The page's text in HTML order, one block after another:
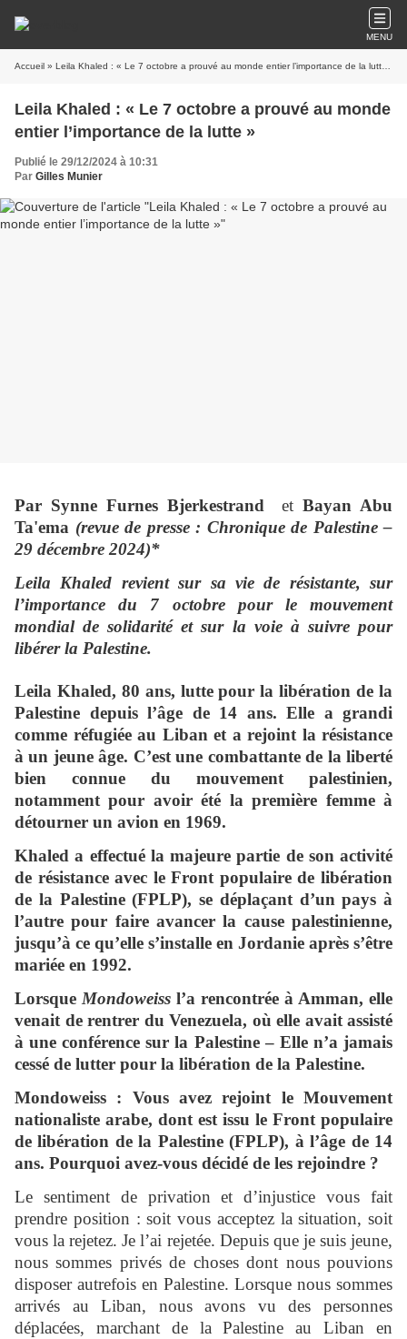
MENU
Accueil » Leila Khaled : « Le 7 octobre a prouvé au monde entier l’importance de la lutte »
Leila Khaled : « Le 7 octobre a prouvé au monde
entier l’importance de la lutte »
Publié le 29/12/2024 à 10:31
Par Gilles Munier
Par Synne Furnes Bjerkestrand etBayan Abu
Ta'ema (revue de presse : Chronique de Palestine –
29 décembre 2024)*
Leila Khaled revient sur sa vie de résistante, sur
l’importance du 7 octobre pour le mouvement
mondial de solidarité et sur la voie à suivre pour
libérer la Palestine.
Leila Khaled, 80 ans, lutte pour la libération de la
Palestine depuis l’âge de 14 ans. Elle a grandi
comme réfugiée au Liban et a rejoint la résistance
à un jeune âge. C’est une combattante de la liberté
bien connue du mouvement palestinien,
notamment pour avoir été la première femme à
détourner un avion en 1969.
Khaled a effectué la majeure partie de son activité
de résistance avec le Front populaire de libération
de la Palestine (FPLP), se déplaçant d’un pays à
l’autre pour faire avancer la cause palestinienne,
jusqu’à ce qu’elle s’installe en Jordanie après s’être
mariée en 1992.
Lorsque Mondoweiss l’a rencontrée à Amman, elle
venait de rentrer du Venezuela, où elle avait assisté
à une conférence sur la Palestine – Elle n’a jamais
cessé de lutter pour la libération de la Palestine.
Mondoweiss : Vous avez rejoint le Mouvement
nationaliste arabe, dont est issu le Front populaire
de libération de la Palestine (FPLP), à l’âge de 14
ans. Pourquoi avez-vous décidé de les rejoindre ?
Le sentiment de privation et d’injustice vous fait
prendre position : soit vous acceptez la situation, soit
vous la rejetez. Je l’ai rejetée. Depuis que je suis jeune,
nous sommes privés de choses dont nous pouvions
disposer autrefois en Palestine. Lorsque nous sommes
arrivés au Liban, nous avons vu des personnes
déplacées, marchant de la Palestine au Liban en